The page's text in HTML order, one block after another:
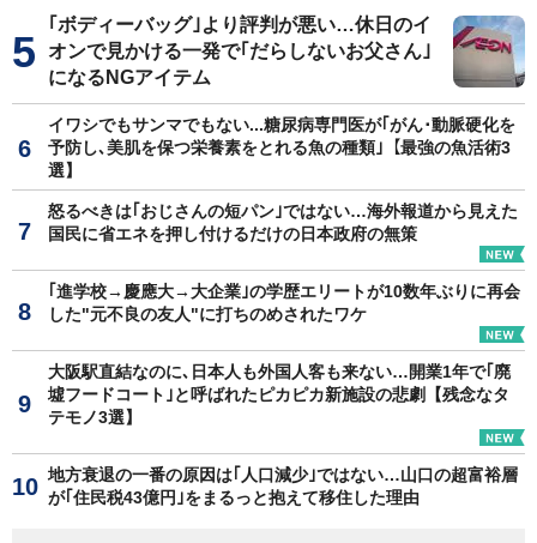
｢ボディーバッグ｣より評判が悪い…休日のイ
オンで見かける一発で｢だらしないお父さん｣
になるNGアイテム
イワシでもサンマでもない...糖尿病専門医が｢がん･動脈硬化を
予防し､美肌を保つ栄養素をとれる魚の種類｣【最強の魚活術3
選】
怒るべきは｢おじさんの短パン｣ではない…海外報道から見えた
国民に省エネを押し付けるだけの日本政府の無策
｢進学校→慶應大→大企業｣の学歴エリートが10数年ぶりに再会
した"元不良の友人"に打ちのめされたワケ
大阪駅直結なのに､日本人も外国人客も来ない…開業1年で｢廃
墟フードコート｣と呼ばれたピカピカ新施設の悲劇【残念なタ
テモノ3選】
地方衰退の一番の原因は｢人口減少｣ではない…山口の超富裕層
が｢住民税43億円｣をまるっと抱えて移住した理由